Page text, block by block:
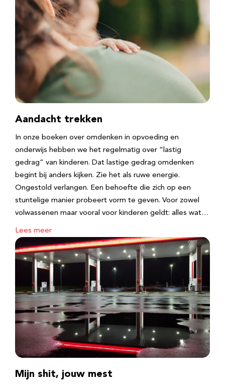
Aandacht trekken
In onze boeken over omdenken in opvoeding en
onderwijs hebben we het regelmatig over “lastig
gedrag” van kinderen. Dat lastige gedrag omdenken
begint bij anders kijken. Zie het als ruwe energie.
Ongestold verlangen. Een behoefte die zich op een
stuntelige manier probeert vorm te geven. Voor zowel
volwassenen maar vooral voor kinderen geldt: alles wat…
Lees meer
Mijn shit, jouw mest